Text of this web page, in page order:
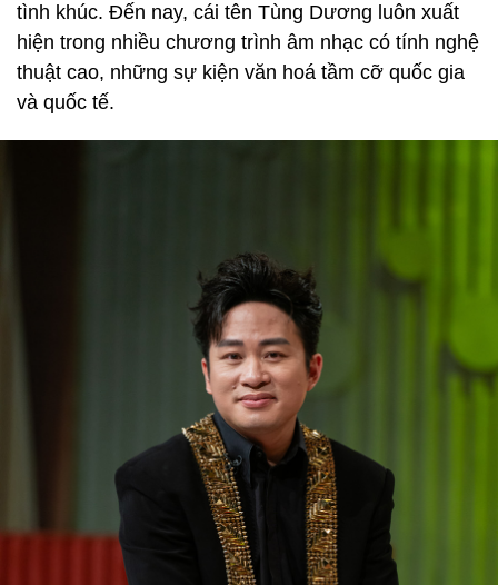
tình khúc. Đến nay, cái tên Tùng Dương luôn xuất
hiện trong nhiều chương trình âm nhạc có tính nghệ
thuật cao, những sự kiện văn hoá tầm cỡ quốc gia
và quốc tế.